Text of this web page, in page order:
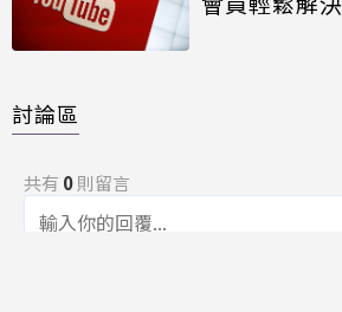
討論區
共有 0則留言